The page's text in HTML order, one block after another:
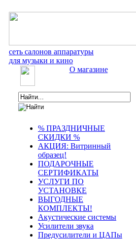
сеть салонов аппаратуры
для музыки и кино
О магазине
% ПРАЗДНИЧНЫЕ
СКИДКИ %
АКЦИЯ: Витринный
образец!
ПОДАРОЧНЫЕ
СЕРТИФИКАТЫ
УСЛУГИ ПО
УСТАНОВКЕ
ВЫГОДНЫЕ
КОМПЛЕКТЫ!
Акустические системы
Усилители звука
Предусилители и ЦАПы